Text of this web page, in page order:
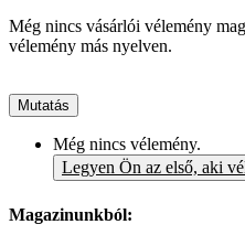
Még nincs vásárlói vélemény
vélemény más nyelven.
Mutatás
Még nincs vélemény.
Legyen Ön az első, aki
Magazinunkból: